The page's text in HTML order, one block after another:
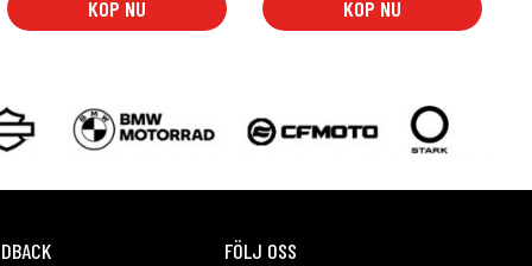
KÖP NU KÖP NU
FÖLJ OSS